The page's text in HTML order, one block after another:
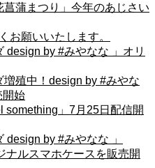
蒲まつり」今年のあじさい
お願いいたします。
design by #みやなな 」オリ
増殖中！design by #みやな
開始
something」7月25日配信開
design by #みやなな 」
ナルスマホケースを販売開